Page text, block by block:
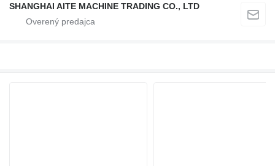
SHANGHAI AITE MACHINE TRADING CO., LTD